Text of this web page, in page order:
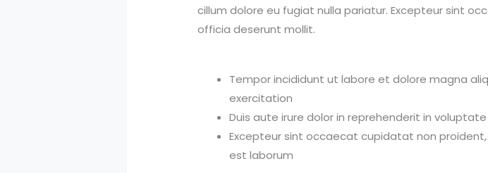
cillum dolore eu fugiat nulla pariatur. Excepteur sint
officia deserunt mollit.
Tempor incididunt ut labore et dolore magna
exercitation
Duis aute irure dolor in reprehenderit in
Excepteur sint occaecat cupidatat non
est laborum